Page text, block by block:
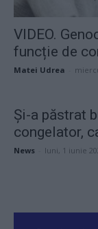
VIDEO.
funcție de
Matei Udrea
Și-a păstrat
congelator,
News luni, 1 iunie